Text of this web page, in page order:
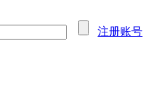
注册账号